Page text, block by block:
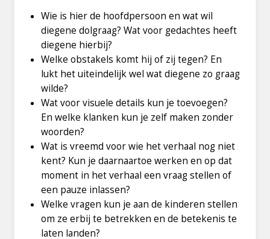
Wie is hier de hoofdpersoon en wat wil
diegene dolgraag? Wat voor gedachtes heeft
diegene hierbij?
Welke obstakels komt hij of zij tegen? En
lukt het uiteindelijk wel wat diegene zo graag
wilde?
Wat voor visuele details kun je toevoegen?
En welke klanken kun je zelf maken zonder
woorden?
Wat is vreemd voor wie het verhaal nog niet
kent? Kun je daarnaartoe werken en op dat
moment in het verhaal een vraag stellen of
een pauze inlassen?
Welke vragen kun je aan de kinderen stellen
om ze erbij te betrekken en de betekenis te
laten landen?